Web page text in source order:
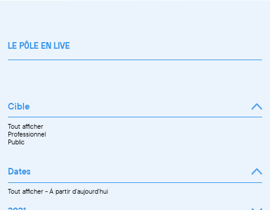
LE PÔLE EN LIVE
Cible
Tout afficher
Professionnel
Public
Dates
Tout afficher-À partir d'aujourd'hui